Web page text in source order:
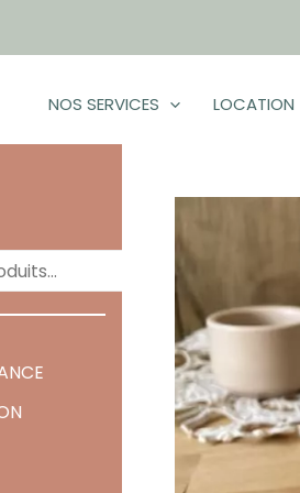
NOS SERVICES LOCATION